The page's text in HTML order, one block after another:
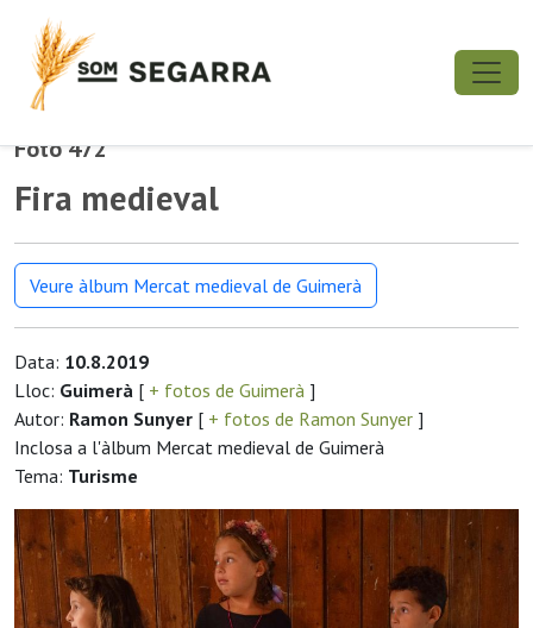
Foto 472
Fira medieval
Veure àlbum Mercat medieval de Guimerà
Data: 10.8.2019
Lloc: Guimerà [ + fotos de Guimerà ]
Autor: Ramon Sunyer [ + fotos de Ramon Sunyer ]
Inclosa a l'àlbum Mercat medieval de Guimerà
Tema: Turisme